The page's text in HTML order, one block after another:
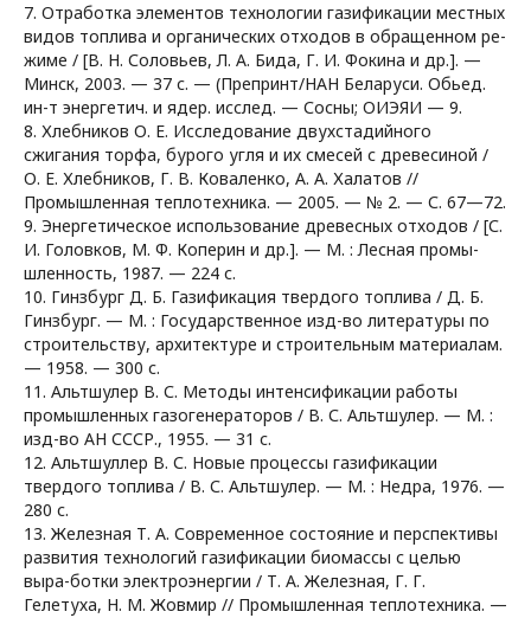
7. Отработка элементов технологии газификации местных
видов топлива и органических отходов в обращенном ре-
жиме / [В. Н. Соловьев, Л. А. Бида, Г. И. Фокина и др.]. —
Минск, 2003. — 37 с. — (Препринт/НАН Беларуси. Обьед.
ин-т энергетич. и ядер. исслед. — Сосны; ОИЭЯИ — 9.
8. Хлебников О. Е. Исследование двухстадийного
сжигания торфа, бурого угля и их смесей с древесиной /
О. Е. Хлебников, Г. В. Коваленко, А. А. Халатов //
Промышленная теплотехника. — 2005. — № 2. — С. 67—72.
9. Энергетическое использование древесных отходов / [С.
И. Головков, М. Ф. Коперин и др.]. — М. : Лесная промы-
шленность, 1987. — 224 с.
10. Гинзбург Д. Б. Газификация твердого топлива / Д. Б.
Гинзбург. — М. : Государственное изд-во литературы по
строительству, архитектуре и строительным материалам.
— 1958. — 300 с.
11. Альтшулер В. С. Методы интенсификации работы
промышленных газогенераторов / В. С. Альтшулер. — М. :
изд-во АН СССР., 1955. — 31 с.
12. Альтшуллер В. С. Новые процессы газификации
твердого топлива / В. С. Альтшулер. — М. : Недра, 1976. —
280 с.
13. Железная Т. А. Современное состояние и перспективы
развития технологий газификации биомассы с целью
выра-ботки электроэнергии / Т. А. Железная, Г. Г.
Гелетуха, Н. М. Жовмир // Промышленная теплотехника. —